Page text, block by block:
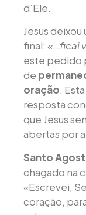
d’Ele.
Jesus
final: «…ficai
este pedido
de
oração.
resposta
que Jesus
abertas por
Santo
chagado na
«Escrevei,
coração,